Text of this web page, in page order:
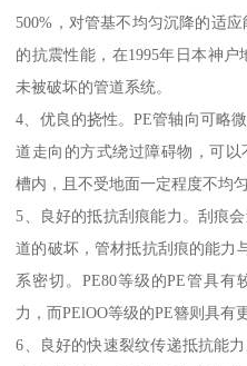
500%，对管基不均匀沉降的适
的抗震性能，在1995年日本神
未被破坏的管道系统。
4、优良的挠性。PE管轴向可略
道走向的方式绕过障碍物，可
槽内，且不受地面一定程度不均
5、良好的抵抗刮痕能力。刮痕
道的破坏，管材抵抗刮痕的能力
系密切。PE80等级的PE管具有
力，而PElOO等级的PE簪则具有
6、良好的快速裂纹传递抵抗能